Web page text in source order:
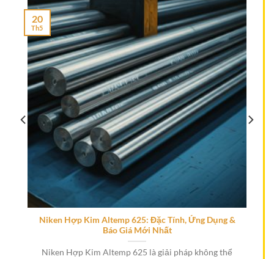
Niken Hợp Kim Altemp 625: Đặc Tính, Ứng Dụng &
Báo Giá Mới Nhất
Niken Hợp Kim Altemp 625 là giải pháp không thể
20
Th5